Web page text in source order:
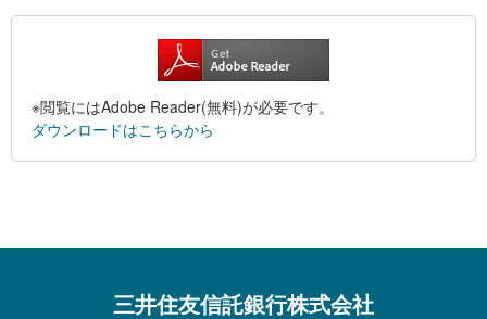
※閲覧にはAdobe Reader(無料)が必要です。
ダウンロードはこちらから
三井住友信託銀行株式会社